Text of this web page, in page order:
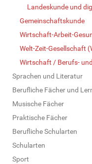
Landeskunde und
Gemeinschaftskunde
Wirtschaft-Arbeit-
Welt-Zeit-Gesellschaft
Wirtschaft / Berufs-
Sprachen und Literatur
Berufliche Fächer und
Musische Fächer
Praktische Fächer
Berufliche Schularten
Schularten
Sport